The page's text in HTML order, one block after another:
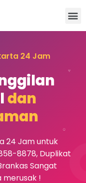
24 Jam
dan
24 Jam untuk
8878, Duplikat
Sangat
!